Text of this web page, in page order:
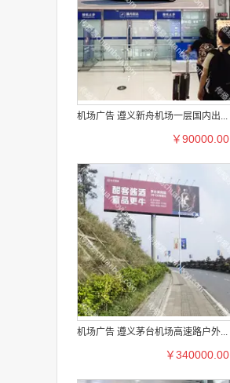
机场广告 遵义新舟机场一层国内出...
￥90000.00
机场广告 遵义茅台机场高速路户外...
￥340000.00